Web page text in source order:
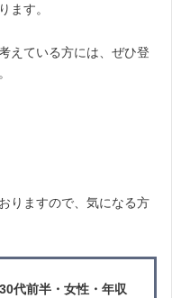
ます。
えている方には、ぜひ登
りますので、気になる方
代前半・女性・年収